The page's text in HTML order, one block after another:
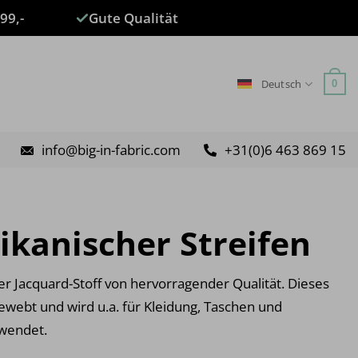
Gute Qualität
Deutsch 0
info@big-in-fabric.com +31(0)6 463 869 15
Streifen
Jacquard-Stoff von hervorragender Qualität. Dieses
und wird u.a. für Kleidung, Taschen und